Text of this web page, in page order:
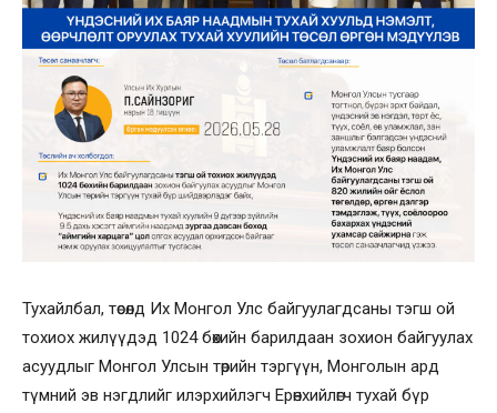
Тухайлбал, төсөлд Их Монгол Улс байгуулагдсаны тэгш ой
тохиох жилүүдэд 1024 бөхийн барилдаан зохион байгуулах
асуудлыг Монгол Улсын төрийн тэргүүн, Монголын ард
түмний эв нэгдлийг илэрхийлэгч Ерөнхийлөгч тухай бүр